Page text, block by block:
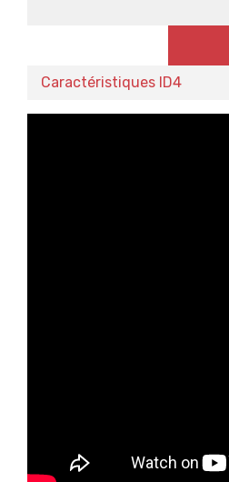
Caractéristiques ID4